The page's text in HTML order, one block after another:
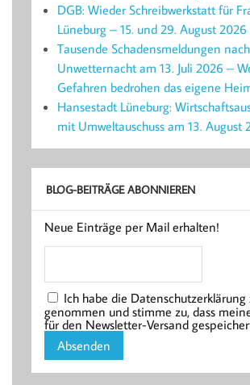
DGB: Wieder Schreibwerkstatt für
Lüneburg – 15. und 29. August 2026
Tausende Schadensmeldungen nach
Unwetternacht am 13. Juli 2026 –
Gefahren bedrohen das eigene
Hansestadt Lüneburg:
mit Umweltauschuss am 13. August
BLOG-BEITRÄGE ABONNIEREN
Neue Einträge per Mail erhalten!
Ich habe die
genommen und stimme zu, dass
für den Newsletter-Versand